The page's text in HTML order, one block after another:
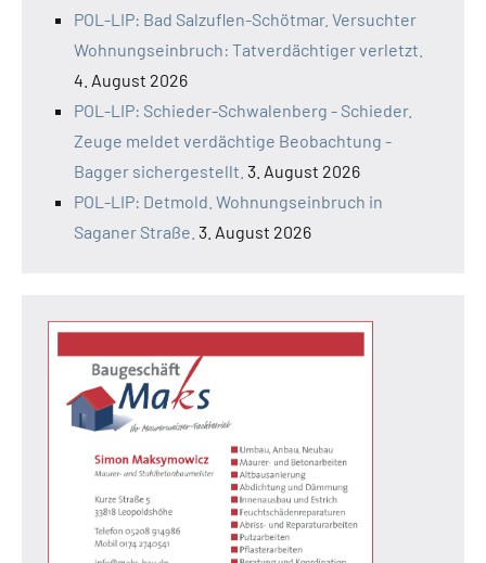
POL-LIP: Bad Salzuflen-Schötmar. Versuchter
Wohnungseinbruch: Tatverdächtiger verletzt.
4. August 2026
POL-LIP: Schieder-Schwalenberg - Schieder.
Zeuge meldet verdächtige Beobachtung -
Bagger sichergestellt. 3. August 2026
POL-LIP: Detmold. Wohnungseinbruch in
Saganer Straße. 3. August 2026